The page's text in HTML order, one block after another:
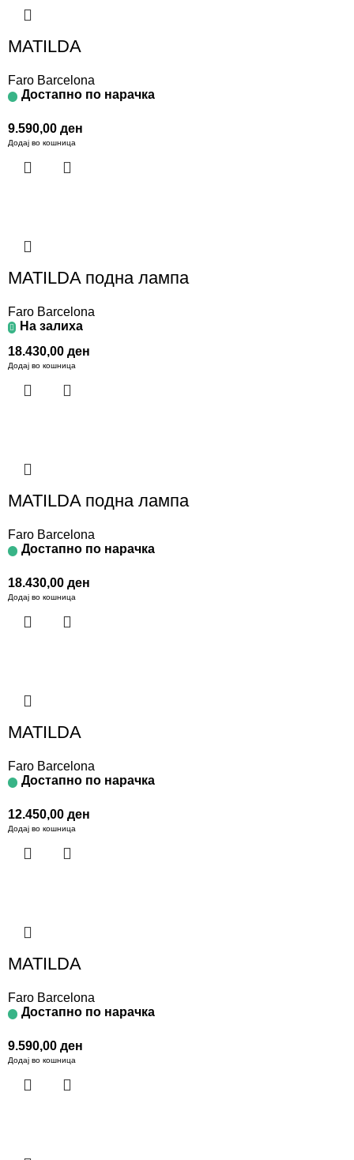
MATILDA
Faro Barcelona
Достапно по нарачка
9.590,00 ден
Додај во кошница
MATILDA подна лампа
Faro Barcelona
На залиха
18.430,00 ден
Додај во кошница
MATILDA подна лампа
Faro Barcelona
Достапно по нарачка
18.430,00 ден
Додај во кошница
MATILDA
Faro Barcelona
Достапно по нарачка
12.450,00 ден
Додај во кошница
MATILDA
Faro Barcelona
Достапно по нарачка
9.590,00 ден
Додај во кошница